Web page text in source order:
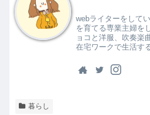
webライターをして
を育てる専業主婦を
ョコと洋服、吹奏楽
在宅ワークで生活す
暮らし